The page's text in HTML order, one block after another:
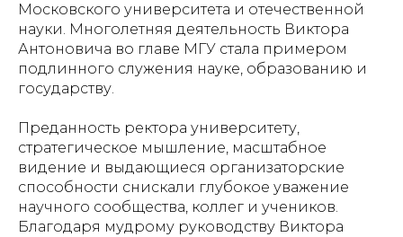
Московского университета и отечественной
науки. Многолетняя деятельность Виктора
Антоновича во главе МГУ стала примером
подлинного служения науке, образованию и
государству.
Преданность ректора университету,
стратегическое мышление, масштабное
видение и выдающиеся организаторские
способности снискали глубокое уважение
научного сообщества, коллег и учеников.
Благодаря мудрому руководству Виктора